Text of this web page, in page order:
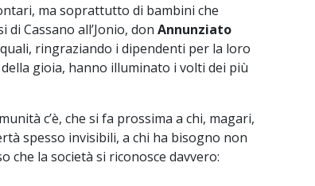
ma soprattutto di bambini che
Cassano all’Jonio, don Annunziato
ringraziando i dipendenti per la loro
gioia, hanno illuminato i volti dei più
c’è, che si fa prossima a chi, magari,
spesso invisibili, a chi ha bisogno non
che la società si riconosce davvero: